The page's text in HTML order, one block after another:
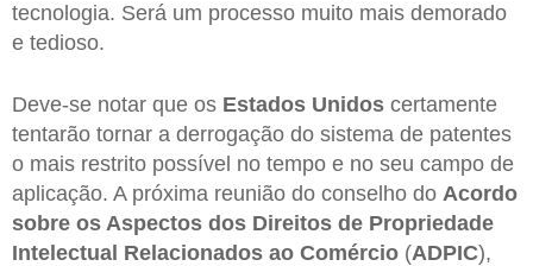
tecnologia. Será um processo muito mais demorado
e tedioso.
Deve-se notar que os Estados Unidos certamente
tentarão tornar a derrogação do sistema de patentes
o mais restrito possível no tempo e no seu campo de
aplicação. A próxima reunião do conselho do Acordo
sobre os Aspectos dos Direitos de Propriedade
Intelectual Relacionados ao Comércio (ADPIC),